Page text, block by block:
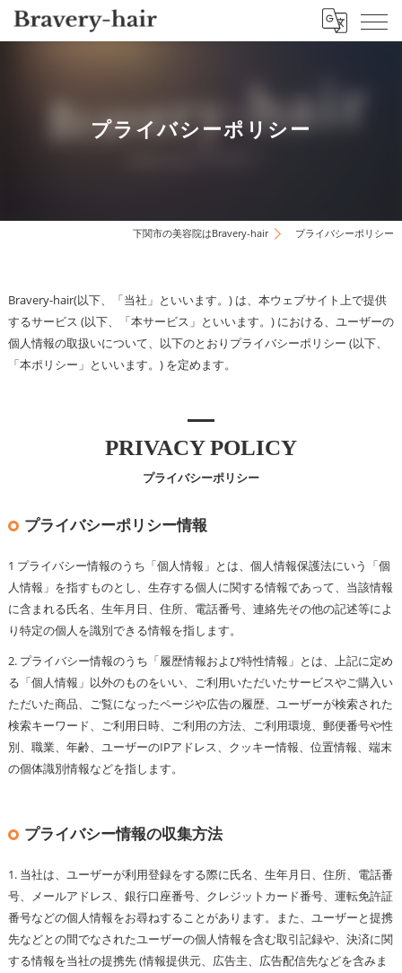
プライバシーポリシー
下関市の美容院はBravery-hair プライバシーポリシー
Bravery-hair(以下、「当社」といいます。) は、本ウェブサイト上で提供
するサービス (以下、「本サービス」といいます。) における、ユーザーの
個人情報の取扱いについて、以下のとおりプライバシーポリシー (以下、
「本ポリシー」といいます。) を定めます。
プライバシーポリシー
PRIVACY POLICY
プライバシーポリシー情報
1 プライバシー情報のうち「個人情報」とは、個人情報保護法にいう「個
人情報」を指すものとし、生存する個人に関する情報であって、当該情報
に含まれる氏名、生年月日、住所、電話番号、連絡先その他の記述等によ
り特定の個人を識別できる情報を指します。
2. プライバシー情報のうち「履歴情報および特性情報」とは、上記に定め
る「個人情報」以外のものをいい、ご利用いただいたサービスやご購入い
ただいた商品、ご覧になったページや広告の履歴、ユーザーが検索された
検索キーワード、ご利用日時、ご利用の方法、ご利用環境、郵便番号や性
別、職業、年齢、ユーザーのIPアドレス、クッキー情報、位置情報、端末
の個体識別情報などを指します。
プライバシー情報の収集方法
1. 当社は、ユーザーが利用登録をする際に氏名、生年月日、住所、電話番
号、メールアドレス、銀行口座番号、クレジットカード番号、運転免許証
番号などの個人情報をお尋ねすることがあります。また、ユーザーと提携
先などとの間でなされたユーザーの個人情報を含む取引記録や、決済に関
する情報を当社の提携先 (情報提供元、広告主、広告配信先などを含みま